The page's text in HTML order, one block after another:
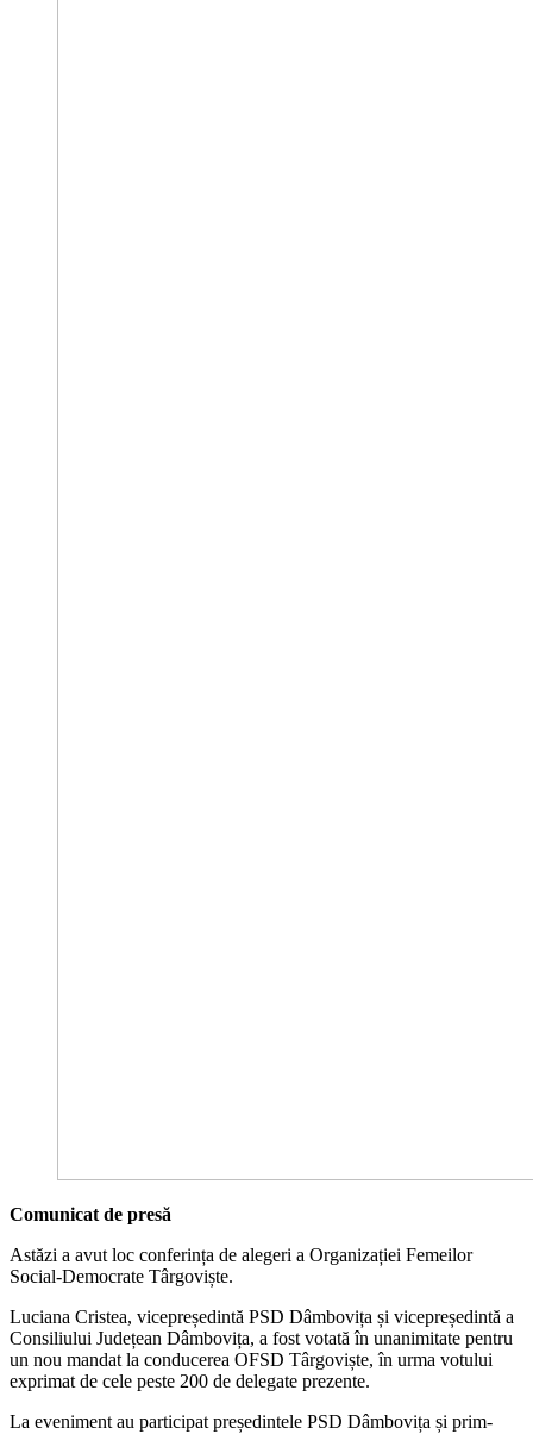
Comunicat de presă
Astăzi a avut loc conferința de alegeri a Organizației Femeilor
Social-Democrate Târgoviște.
Luciana Cristea, vicepreședintă PSD Dâmbovița și vicepreședintă a
Consiliului Județean Dâmbovița, a fost votată în unanimitate pentru
un nou mandat la conducerea OFSD Târgoviște, în urma votului
exprimat de cele peste 200 de delegate prezente.
La eveniment au participat președintele PSD Dâmbovița și prim-